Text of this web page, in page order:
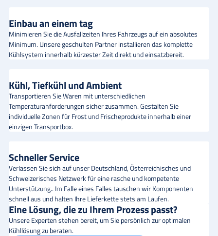
Einbau an einem tag
Minimieren Sie die Ausfallzeiten Ihres Fahrzeugs auf ein absolutes
Minimum. Unsere geschulten Partner installieren das komplette
Kühlsystem innerhalb kürzester Zeit direkt und einsatzbereit.
Kühl, Tiefkühl und Ambient
Transportieren Sie Waren mit unterschiedlichen
Temperaturanforderungen sicher zusammen. Gestalten Sie
individuelle Zonen für Frost und Frischeprodukte innerhalb einer
einzigen Transportbox.
Schneller Service
Verlassen Sie sich auf unser Deutschland, Österreichisches und
Schweizerisches Netzwerk für eine rasche und kompetente
Unterstützung.. Im Falle eines Falles tauschen wir Komponenten
schnell aus und halten Ihre Lieferkette stets am Laufen.
Eine Lösung, die zu Ihrem Prozess passt?
Unsere Experten stehen bereit, um Sie persönlich zur optimalen
Kühllösung zu beraten.